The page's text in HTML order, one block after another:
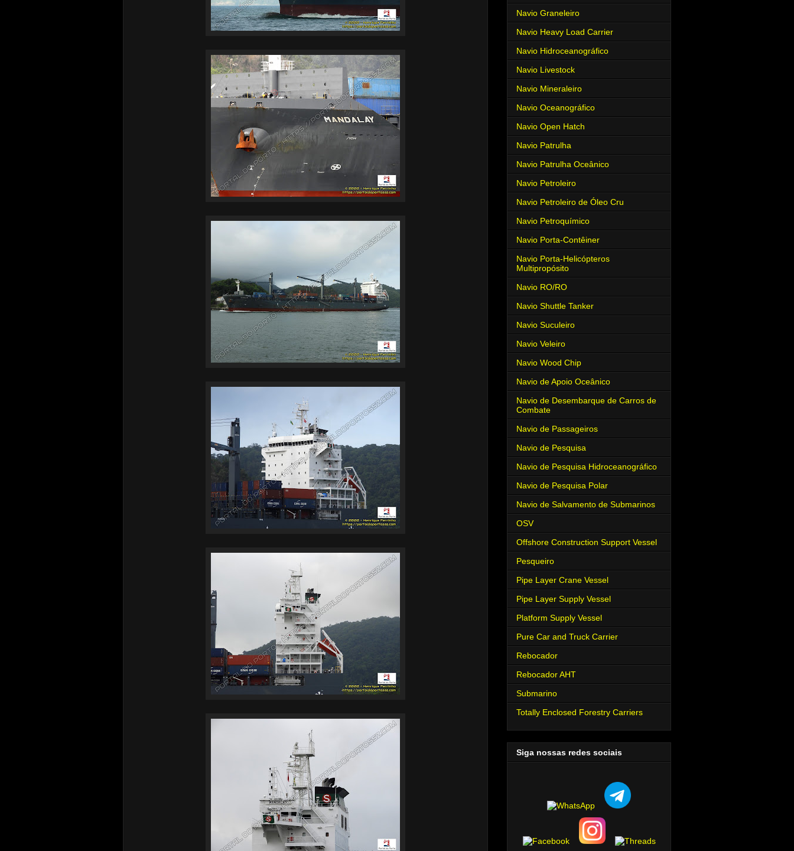
Navio Graneleiro
Navio Heavy Load Carrier
Navio Hidroceanográfico
Navio Livestock
Navio Mineraleiro
Navio Oceanográfico
Navio Open Hatch
Navio Patrulha
Navio Patrulha Oceânico
Navio Petroleiro
Navio Petroleiro de Óleo Cru
Navio Petroquímico
Navio Porta-Contêiner
Navio Porta-Helicópteros
Multipropósito
Navio RO/RO
Navio Shuttle Tanker
Navio Suculeiro
Navio Veleiro
Navio Wood Chip
Navio de Apoio Oceânico
Navio de Desembarque de Carros de
Combate
Navio de Passageiros
Navio de Pesquisa
Navio de Pesquisa Hidroceanográfico
Navio de Pesquisa Polar
Navio de Salvamento de Submarinos
OSV
Offshore Construction Support Vessel
Pesqueiro
Pipe Layer Crane Vessel
Pipe Layer Supply Vessel
Platform Supply Vessel
Pure Car and Truck Carrier
Rebocador
Rebocador AHT
Submarino
Totally Enclosed Forestry Carriers
Siga nossas redes sociais